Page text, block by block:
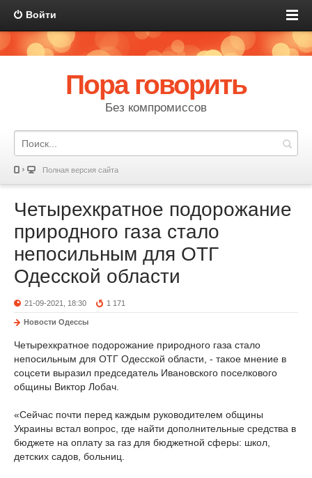
Войти
Пора говорить
Без компромиссов
Полная версия сайта
Четырехкратное подорожание
природного газа стало
непосильным для ОТГ
Одесской области
21-09-2021, 18:30 1 171
Новости Одессы
Четырехкратное подорожание природного газа стало
непосильным для ОТГ Одесской области, - такое мнение в
соцсети выразил председатель Ивановского поселкового
общины Виктор Лобач.
«Сейчас почти перед каждым руководителем общины
Украины встал вопрос, где найти дополнительные средства в
бюджете на оплату за газ для бюджетной сферы: школ,
детских садов, больниц.